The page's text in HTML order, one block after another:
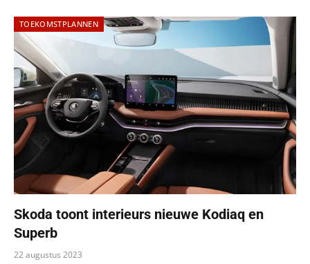
TOEKOMSTPLANNEN
Skoda toont interieurs nieuwe Kodiaq en
Superb
22 augustus 2023